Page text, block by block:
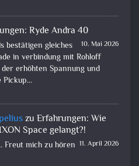
Ryde Andra 40
10. Mai 2026
bestätigen gleiches
in verbindung mit Rohloff
erhöhten Spannung und
Pickup…
zu Erfahrungen: Wie
Space gelangt?!
11. April 2026
Freut mich zu hören